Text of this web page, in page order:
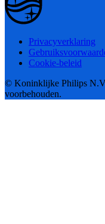
Privacyverklaring
Cookie-beleid
© Koninklijke Philips
voorbehouden.